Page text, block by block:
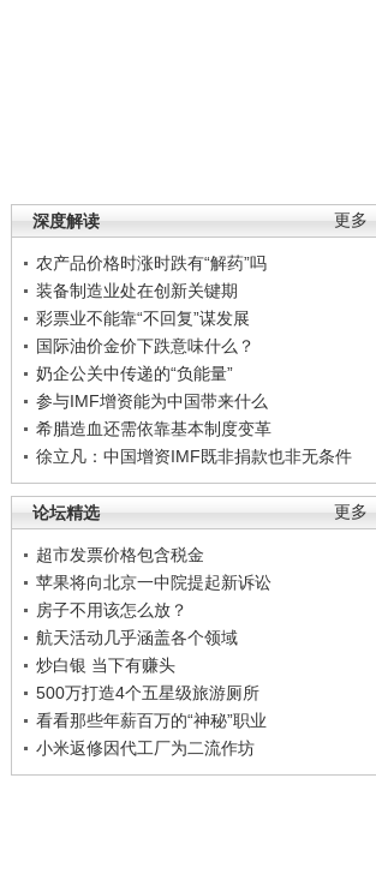
更多
深度解读
农产品价格时涨时跌有“解药”吗
装备制造业处在创新关键期
彩票业不能靠“不回复”谋发展
国际油价金价下跌意味什么？
奶企公关中传递的“负能量”
参与IMF增资能为中国带来什么
希腊造血还需依靠基本制度变革
徐立凡：中国增资IMF既非捐款也非无条件
更多
论坛精选
超市发票价格包含税金
苹果将向北京一中院提起新诉讼
房子不用该怎么放？
航天活动几乎涵盖各个领域
炒白银 当下有赚头
500万打造4个五星级旅游厕所
看看那些年薪百万的“神秘”职业
小米返修因代工厂为二流作坊